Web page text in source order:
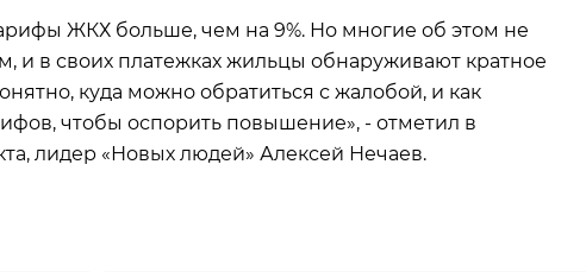
ЖКХ больше, чем на 9%. Но многие об этом не
и в своих платежках жильцы обнаруживают кратное
куда можно обратиться с жалобой, и как
чтобы оспорить повышение», - отметил в
лидер «Новых людей» Алексей Нечаев.